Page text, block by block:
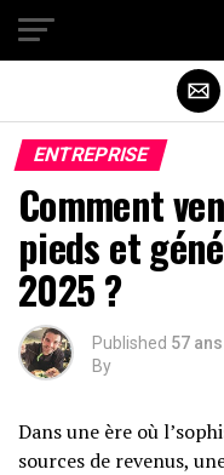
ENTREPRISE
Comment
pieds et
2025 ?
Published 57
By
Dans une ère où
sources de revenus,